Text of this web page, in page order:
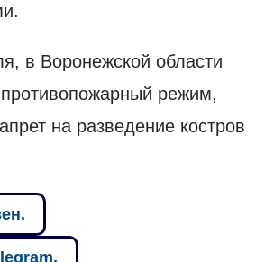
в Воронежской области
режим,
на разведение костров